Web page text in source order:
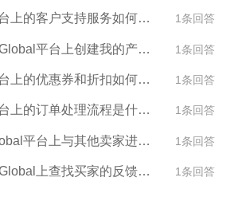
细分的子分类，以便更加准确地找
Gmarket Global平台上的客户支持服务如何运作？ 1条回答
我如何在Gmarket Global平台上创建我的产品描述和图片？ 1条回答
Gmarket Global平台上的优惠券和折扣如何使用？ 1条回答
Gmarket Global平台上的订单处理流程是什么样的？ 1条回答
如何在Gmarket Global平台上与其他卖家进行交流和合作？ 1条回答
我如何在Gmarket Global上查找买家的反馈和评论？ 1条回答